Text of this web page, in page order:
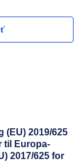
(EU) 2019/625
til Europa-
2017/625 for